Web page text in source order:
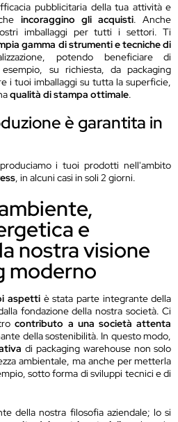
pubblicitaria della tua attività e
incoraggino gli acquisti. Anche
imballaggi per tutti i settori. Ti
gamma di strumenti e tecniche di
potendo beneficiare di
su richiesta, da packaging
i tuoi imballaggi su tutta la superficie,
qualità di stampa ottimale.
è garantita in
i tuoi prodotti nell'ambito
, in alcuni casi in soli 2 giorni.
e
nostra visione
moderno
aspettiè stata parte integrante della
fondazione della nostra società. Ci
contributo a una società attenta
della sostenibilità. In questo modo,
di packaging warehouse non solo
ambientale, ma anche per metterla
sotto forma di sviluppi tecnici e di
della nostra filosofia aziendale; lo si